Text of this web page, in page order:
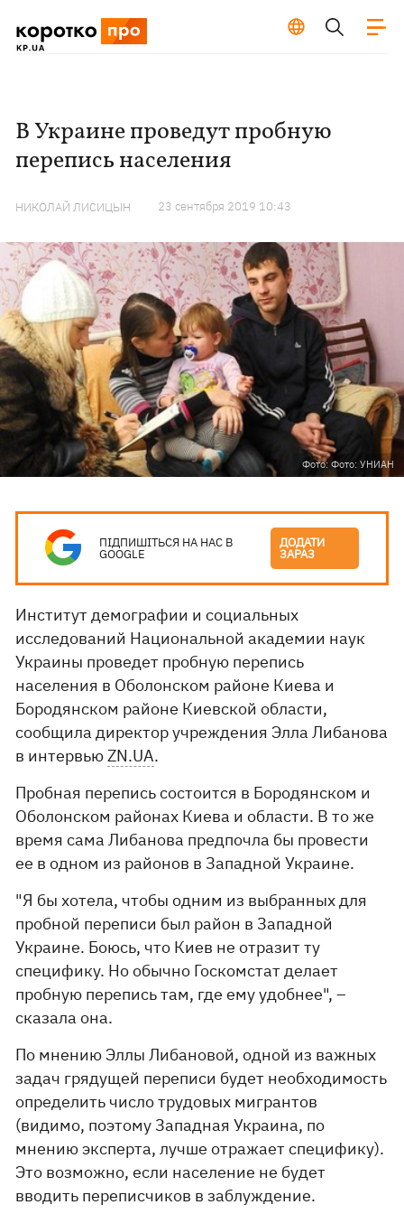
В Украине проведут пробную
перепись населения
НИКОЛАЙ ЛИСИЦЫН 23 сентября 2019 10:43
Фото: Фото: УНИАН
ПІДПИШІТЬСЯ НА НАС В
GOOGLE
ДОДАТИ
ЗАРАЗ
Институт демографии и социальных
исследований Национальной академии наук
Украины проведет пробную перепись
населения в Оболонском районе Киева и
Бородянском районе Киевской области,
сообщила директор учреждения Элла Либанова
в интервьюZN.UA.
Пробная перепись состоится в Бородянском и
Оболонском районах Киева и области. В то же
время сама Либанова предпочла бы провести
ее в одном из районов в Западной Украине.
"Я бы хотела, чтобы одним из выбранных для
пробной переписи был район в Западной
Украине. Боюсь, что Киев не отразит ту
специфику. Но обычно Госкомстат делает
пробную перепись там, где ему удобнее", –
сказала она.
По мнению Эллы Либановой, одной из важных
задач грядущей переписи будет необходимость
определить число трудовых мигрантов
(видимо, поэтому Западная Украина, по
мнению эксперта, лучше отражает специфику).
Это возможно, если население не будет
вводить переписчиков в заблуждение.